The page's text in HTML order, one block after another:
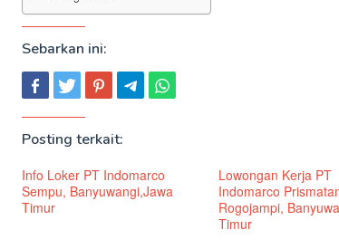
Sebarkan ini:
Posting terkait:
Info Loker PT Indomarco
Sempu, Banyuwangi,Jawa
Timur
Lowongan Kerja PT
Indomarco
Rogojampi,
Timur